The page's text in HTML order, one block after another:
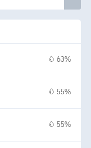
63%
55%
55%